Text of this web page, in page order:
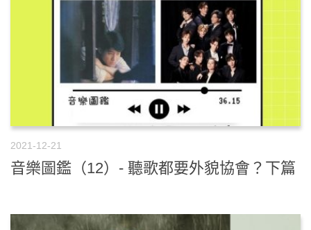
2021-12-21
音樂圖鑑（12）- 聽歌都要外貌協會？下篇